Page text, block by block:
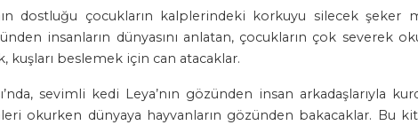
dostluğu çocukların kalplerindeki korkuyu silecek şeker
insanların dünyasını anlatan, çocukların çok
kuşları beslemek için can atacaklar.
sevimli kedi Leya’nın gözünden insan arkadaşlarıyla
okurken dünyaya hayvanların gözünden bakacaklar.